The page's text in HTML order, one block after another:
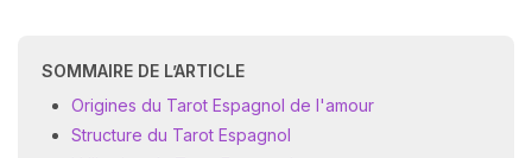
SOMMAIRE DE L’ARTICLE
Origines du Tarot Espagnol de l'amour
Structure du Tarot Espagnol